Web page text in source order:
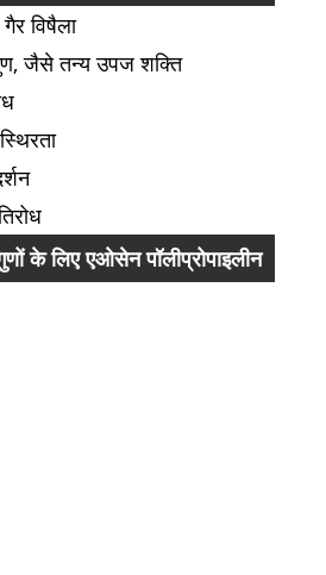
विषैला
जैसे तन्य उपज शक्ति
के लिए एओसेन पॉलीप्रोपाइलीन